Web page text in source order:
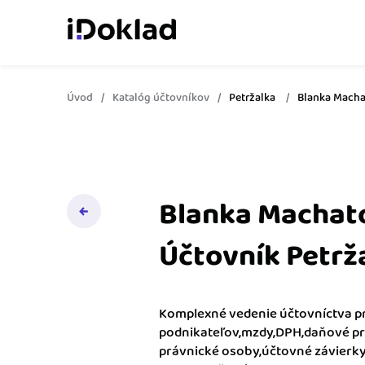
Online fakturácia
Získajte kontrolu nad
obchodnými kontaktmi.
Sledovanie cashflow
Spolupráca s
Dajte účtovníkovi to,
Úvod Katalóg účtovníkov Petržalka Blanka
Blanka
Účtovník
Komplexné vedenie účtovníctva
podnikateľov,mzdy,DPH,daňové
právnické osoby,účtovné